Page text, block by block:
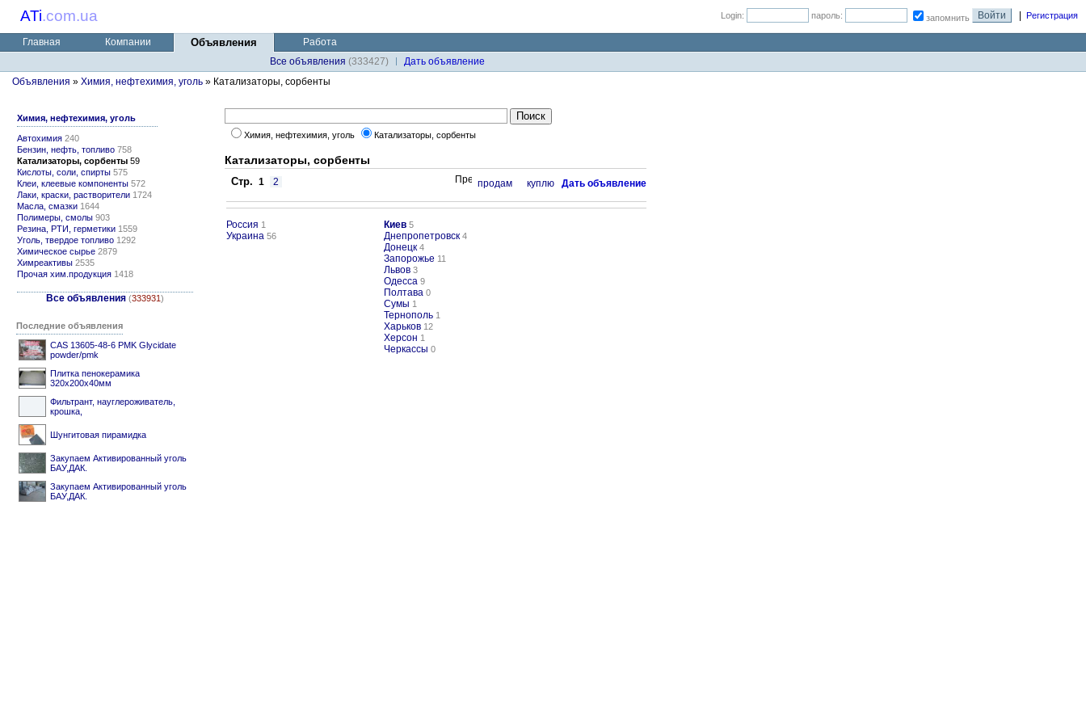
ATi.com.ua Login: пароль: запомнить Регистрация
Главная Компании Объявления
Работа
Все объявления (333427)
Дaть объявление
Объявления » Химия, нефтехимия, уголь » Катализаторы, сорбенты
Химия, нефтехимия, уголь
Автохимия 240
Бензин, нефть, топливо 758
Катализаторы, сорбенты 59
Кислоты, соли, спирты 575
Клеи, клеевые компоненты 572
Лаки, краски, растворители 1724
Масла, смазки 1644
Полимеры, смолы 903
Резина, РТИ, герметики 1559
Уголь, твердое топливо 1292
Химическое сырье 2879
Химреактивы 2535
Прочая хим.продукция 1418
Все объявления (333931)
Последние объявления
CAS 13605-48-6 PMK Glycidate
powder/pmk
Плитка пенокерамика
320х200х40мм
Фильтрант, науглероживатель,
крошка,
Шунгитовая пирамидка
Закупаем Активированный уголь
БАУ,ДАК.
Закупаем Активированный уголь
БАУ,ДАК.
Химия, нефтехимия, уголь Катализаторы, сорбенты
Катализаторы, сорбенты
Стр. 1 2 продам куплю Дaть объявление
Россия 1
Украина 56
Киев 5
Днепропетровск 4
Донецк 4
Запорожье 11
Львов 3
Одесса 9
Полтава 0
Сумы 1
Тернополь 1
Харьков 12
Херсон 1
Черкассы 0